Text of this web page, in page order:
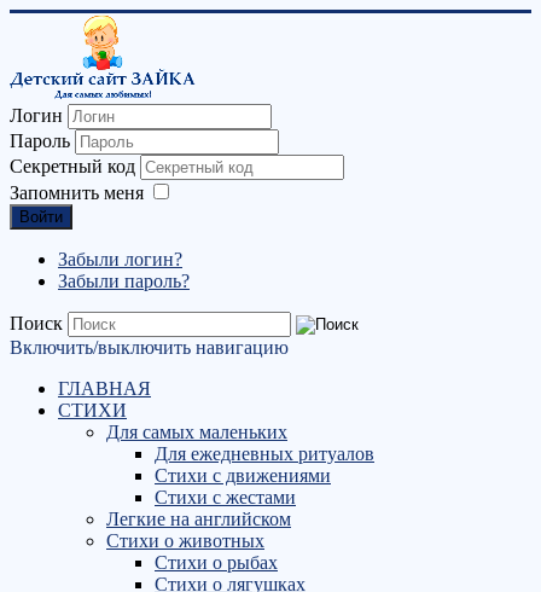
Логин
Пароль
Секретный код
Запомнить меня
Войти
Забыли логин?
Забыли пароль?
Поиск
Включить/выключить навигацию
ГЛАВНАЯ
СТИХИ
Для самых маленьких
Для ежедневных ритуалов
Стихи с движениями
Стихи с жестами
Легкие на английском
Стихи о животных
Стихи о рыбах
Стихи о лягушках